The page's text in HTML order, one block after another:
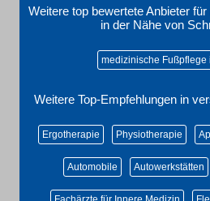
Weitere top bewertete Anbieter
in der Nähe von
medizinische Fußpflege
Weitere Top-Empfehlungen in
Ergotherapie Physiotherapie
Automobile Autowerkstätten